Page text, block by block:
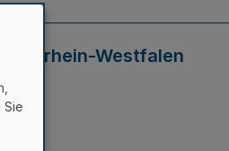
Westfalen
Sie